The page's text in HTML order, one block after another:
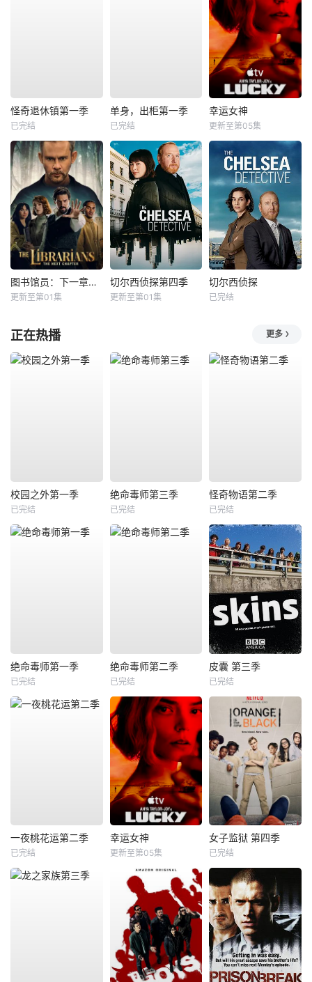
怪奇退休镇第一季
已完结
单身，出柜第一季
已完结
幸运女神
更新至第05集
图书馆员：下一章第二季
更新至第01集
切尔西侦探第四季
更新至第01集
切尔西侦探
已完结
正在热播 更多
校园之外第一季
已完结
绝命毒师第三季
已完结
怪奇物语第二季
已完结
绝命毒师第一季
已完结
绝命毒师第二季
已完结
皮囊 第三季
已完结
一夜桃花运第二季
已完结
幸运女神
更新至第05集
女子监狱 第四季
已完结